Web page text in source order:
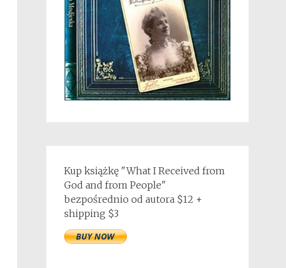
Kup książkę "What I Received from
God and from People"
bezpośrednio od autora $12 +
shipping $3